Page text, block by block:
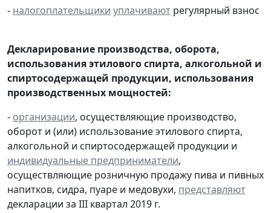
- налогоплательщики уплачивают регулярный взнос
Декларирование производства, оборота,
использования этилового спирта, алкогольной и
спиртосодержащей продукции, использования
производственных мощностей:
- организации, осуществляющие производство,
оборот и (или) использование этилового спирта,
алкогольной и спиртосодержащей продукции и
индивидуальные предприниматели,
осуществляющие розничную продажу пива и пивных
напитков, сидра, пуаре и медовухи, представляют
декларации за III квартал 2019 г.